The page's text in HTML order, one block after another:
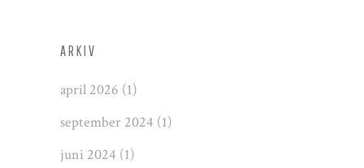
ARKIV
april 2026 (1)
september 2024 (1)
juni 2024 (1)